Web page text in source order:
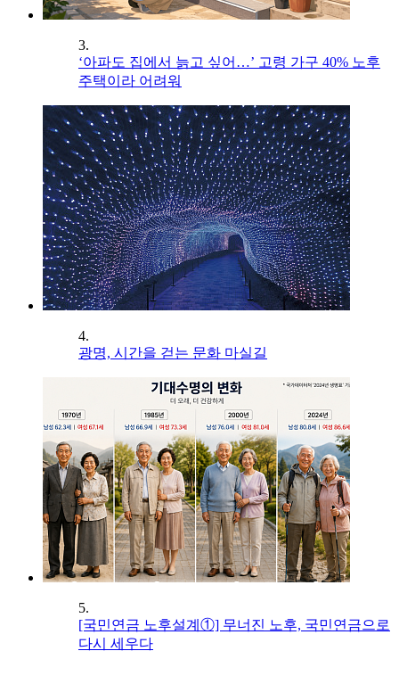
3.
‘아파도 집에서 늙고 싶어…’ 고령 가구 40% 노후
주택이라 어려워
4.
광명, 시간을 걷는 문화 마실길
5.
[국민연금 노후설계①] 무너진 노후, 국민연금으로
다시 세우다